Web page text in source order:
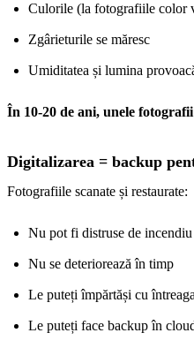
Culorile (la fotografiile color
Zgârieturile se măresc
Umiditatea și lumina
În 10-20 de ani, unele
Digitalizarea = backup
Fotografiile scanate și restaurate:
Nu pot fi distruse de
Nu se deteriorează în timp
Le puteți împărtăși cu
Le puteți face backup în